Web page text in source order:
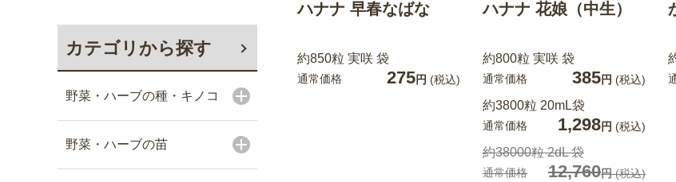
カテゴリから探す
野菜・ハーブの種・キノコ
野菜・ハーブの苗
ハナナ 早春なばな
約850粒 実咲 袋
通常価格 275円 (税込)
ハナナ 花娘（中生）
約800粒 実咲 袋
通常価格 385円 (税込)
約3800粒 20mL袋
通常価格 1,298円 (税込)
約38000粒 2dL 袋
通常価格 12,760円(税込)